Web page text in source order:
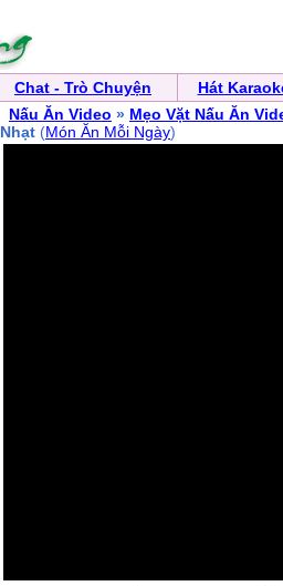
Chat - Trò Chuyện
Hát
Nấu Ăn Video » Mẹo Vặt Nấu Ăn
Nhạt (Món Ăn Mỗi Ngày)